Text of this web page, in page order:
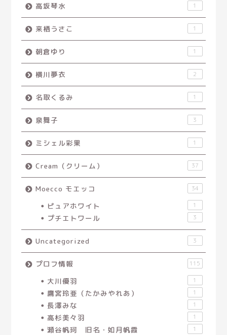
高坂琴水 1
来栖うさこ 1
朝倉ゆり 1
横川夢衣 2
名取くるみ 1
泉舞子 3
ミシェル彩果 1
Cream（クリーム） 37
Moecco モエッコ 34
ピュアホワイト 1
プチエトワール 3
Uncategorized 3
プロフ情報 115
大川優羽 1
鷹宮玲亜（たかみやれあ） 1
長澤みな 1
高杉美々羽 1
瀬谷帆珂 旧名・如月帆霞 1